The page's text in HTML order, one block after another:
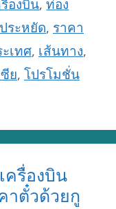
องบิน,ท่อง
ระหยัด, ราคา
เทศ, เส้นทาง,
ย, โปรโมชั่น
ครื่องบิน
าตั๋วด้วยกู